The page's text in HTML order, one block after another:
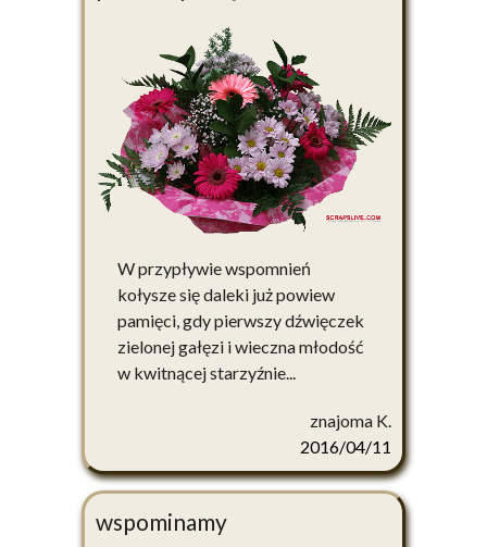
W przypływie wspomnień
kołysze się daleki już powiew
pamięci, gdy pierwszy dźwięczek
zielonej gałęzi i wieczna młodość
w kwitnącej starzyźnie...
znajoma K.
2016/04/11
wspominamy